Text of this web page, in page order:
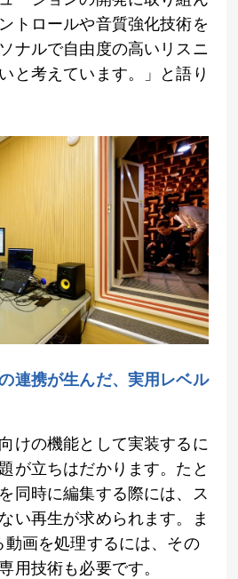
トロールや音質強化技術を
ナルで自由度の高いリスニ
と考えています。」と語り
連携が生んだ、実用レベル
けの機能として実装するに
が立ちはだかります。たと
同時に編集する際には、ス
い再生が求められます。ま
動画を処理するには、その
用技術も必要です。